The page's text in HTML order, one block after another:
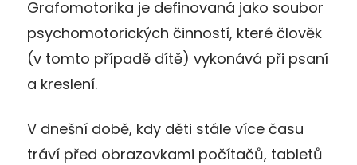
Grafomotorika je definovaná jako soubor
psychomotorických činností, které člověk
(v tomto případě dítě) vykonává při psaní
a kreslení.
V dnešní době, kdy děti stále více času
tráví před obrazovkami počítačů, tabletů